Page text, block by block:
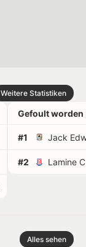
Weitere Statistiken
Gefoult worden
#1 Jack
#2 Lamine
Alles sehen